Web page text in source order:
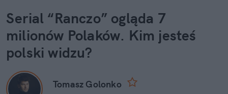
Serial “Ranczo” ogląda 7
milionów Polaków. Kim jesteś
polski widzu?
Tomasz Golonko